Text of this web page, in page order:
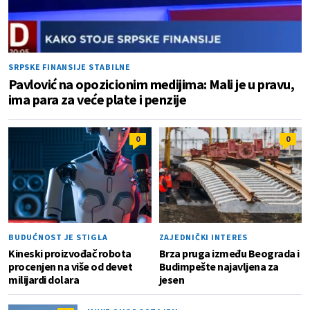
SRPSKE FINANSIJE STABILNE
Pavlović na opozicionim medijima: Mali je u pravu,
ima para za veće plate i penzije
0
BUDUĆNOST JE STIGLA
Kineski proizvođač robota
procenjen na više od devet
milijardi dolara
0
ZAJEDNIČKI INTERES
Brza pruga između Beograda i
Budimpešte najavljena za
jesen